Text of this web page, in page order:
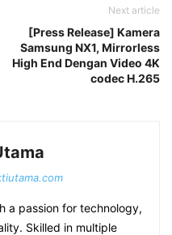
Next article
[Press Release] Kamera
Samsung NX1, Mirrorless
High End Dengan Video 4K
codec H.265
a passion for technology,
Skilled in multiple